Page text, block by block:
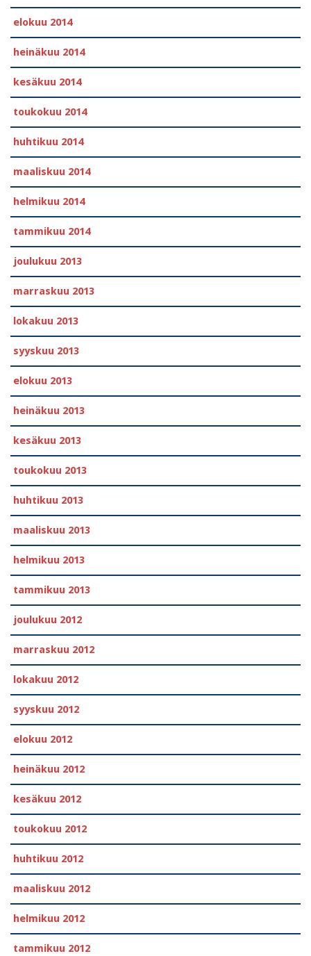
elokuu 2014
heinäkuu 2014
kesäkuu 2014
toukokuu 2014
huhtikuu 2014
maaliskuu 2014
helmikuu 2014
tammikuu 2014
joulukuu 2013
marraskuu 2013
lokakuu 2013
syyskuu 2013
elokuu 2013
heinäkuu 2013
kesäkuu 2013
toukokuu 2013
huhtikuu 2013
maaliskuu 2013
helmikuu 2013
tammikuu 2013
joulukuu 2012
marraskuu 2012
lokakuu 2012
syyskuu 2012
elokuu 2012
heinäkuu 2012
kesäkuu 2012
toukokuu 2012
huhtikuu 2012
maaliskuu 2012
helmikuu 2012
tammikuu 2012